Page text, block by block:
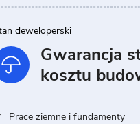
deweloperski
Gwarancja
kosztu
Prace ziemne i fundamenty